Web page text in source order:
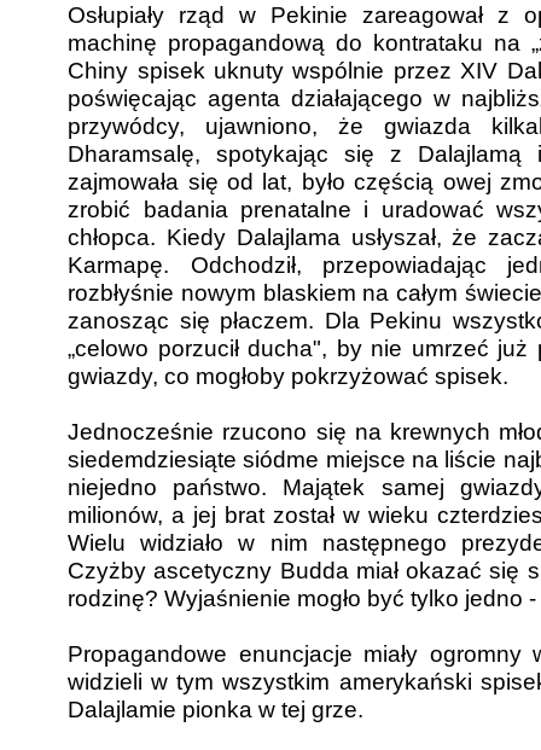
Osłupiały rząd w Pekinie zareagował z
machinę propagandową do kontrataku na
Chiny spisek uknuty wspólnie przez XIV
poświęcając agenta działającego w
przywódcy, ujawniono, że gwiazda
Dharamsalę, spotykając się z Dalajlamą
zajmowała się od lat, było częścią owej
zrobić badania prenatalne i uradować
chłopca. Kiedy Dalajlama usłyszał, że
Karmapę. Odchodził, przepowiadając
rozbłyśnie nowym blaskiem na całym
zanosząc się płaczem. Dla Pekinu
„celowo porzucił ducha", by nie umrzeć
gwiazdy, co mogłoby pokrzyżować spisek.
Jednocześnie rzucono się na krewnych
siedemdziesiąte siódme miejsce na liście
niejedno państwo. Majątek samej
milionów, a jej brat został w wieku
Wielu widziało w nim następnego
Czyżby ascetyczny Budda miał okazać się
rodzinę? Wyjaśnienie mogło być tylko jedno
Propagandowe enuncjacje miały ogromny
widzieli w tym wszystkim amerykański
Dalajlamie pionka w tej grze.